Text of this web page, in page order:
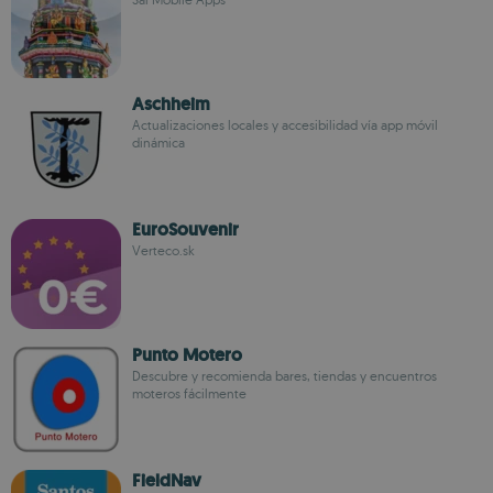
Aschheim
Actualizaciones locales y accesibilidad vía app móvil
dinámica
EuroSouvenir
Verteco.sk
Punto Motero
Descubre y recomienda bares, tiendas y encuentros
moteros fácilmente
FieldNav